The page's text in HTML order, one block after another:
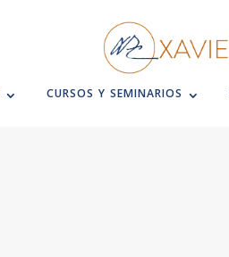
CURSOS Y SEMINARIOS